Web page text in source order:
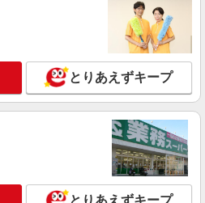
とりあえずキープ